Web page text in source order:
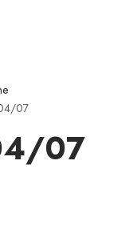
07
07